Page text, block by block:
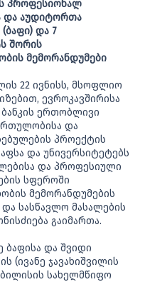
პროფესიონალ
აუდიტორთა
და 7
შორის
მემორანდუმები
22 ივნისს, მსოფლიო
ევროკავშირისა
ერთობლივი
და
პროექტის
და უნივერსიტეტებს
და პროფესიული
სფეროში
მემორანდუმების
სასწავლო მასალების
გაიმართა.
ბაფისა და შვიდი
(ივანე ჯავახიშვილის
სახელმწიფო